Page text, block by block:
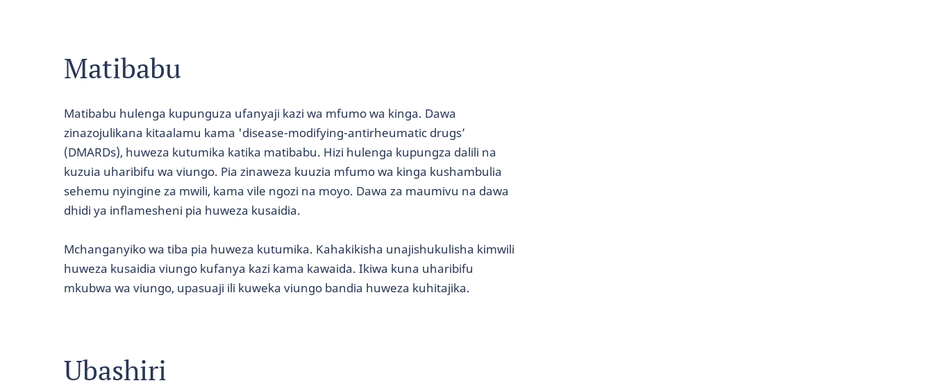
Matibabu
Matibabu hulenga kupunguza ufanyaji kazi wa mfumo wa kinga. Dawa
zinazojulikana kitaalamu kama 'disease-modifying-antirheumatic drugs’
(DMARDs), huweza kutumika katika matibabu. Hizi hulenga kupungza dalili na
kuzuia uharibifu wa viungo. Pia zinaweza kuuzia mfumo wa kinga kushambulia
sehemu nyingine za mwili, kama vile ngozi na moyo. Dawa za maumivu na dawa
dhidi ya inflamesheni pia huweza kusaidia.
Mchanganyiko wa tiba pia huweza kutumika. Kahakikisha unajishukulisha kimwili
huweza kusaidia viungo kufanya kazi kama kawaida. Ikiwa kuna uharibifu
mkubwa wa viungo, upasuaji ili kuweka viungo bandia huweza kuhitajika.
Ubashiri